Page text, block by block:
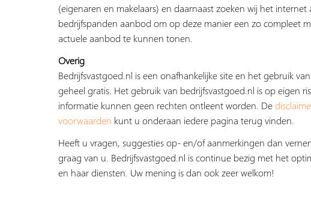
(eigenaren en makelaars) en daarnaast zoeken wij het internet
bedrijfspanden aanbod om op deze manier een zo compleet
actuele aanbod te kunnen tonen.
Overig
Bedrijfsvastgoed.nl is een onafhankelijke site en het gebruik
geheel gratis. Het gebruik van bedrijfsvastgoed.nl is op eigen
informatie kunnen geen rechten ontleent worden. De
voorwaarden kunt u onderaan iedere pagina terug vinden.
Heeft u vragen, suggesties op- en/of aanmerkingen dan
graag van u. Bedrijfsvastgoed.nl is continue bezig met het
en haar diensten. Uw mening is dan ook zeer welkom!